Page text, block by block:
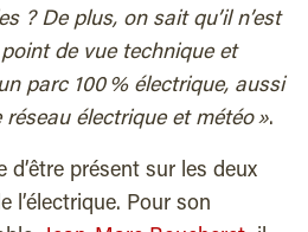
? De plus, on sait qu’il n’est
de vue technique et
parc 100 % électrique, aussi
réseau électrique et météo ».
d’être présent sur les deux
l’électrique. Pour son